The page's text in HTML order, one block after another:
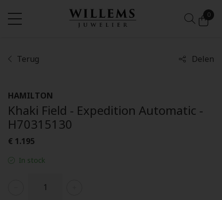
0
Terug Delen
HAMILTON
Khaki Field - Expedition Automatic -
H70315130
€ 1.195
In stock